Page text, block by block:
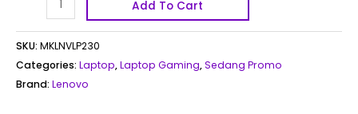
Add To Cart
SKU: MKLNVLP230
Categories: Laptop,Laptop Gaming,Sedang Promo
Brand: Lenovo